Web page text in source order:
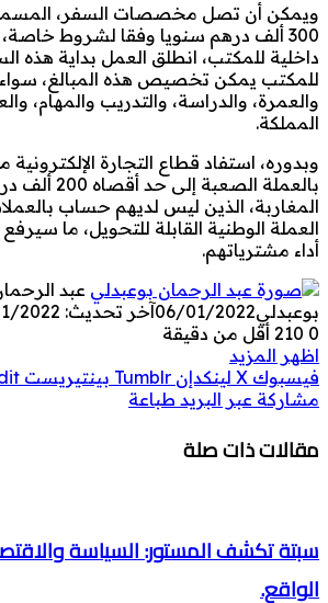
ويمكن أن تصل مخصصات السفر،
300 ألف درهم سنويا وفقا لشروط
للمكتب يمكن تخصيص هذه المبالغ، سواء
والعمرة، والدراسة، والتدريب والمهام،
المملكة.
وبدوره، استفاد قطاع التجارة
بالعملة الصعبة
المغاربة، الذين ليس لديهم حساب
العملة الوطنية القابلة للتحويل، ما
أداء مشترياتهم.
عبد
بوعبدلي06/01/2022آخر تحديث: 06/01/2022
0
أقل من دقيقة
اظهر المزيد
فيسبوك ‫X لينكدإن بينتيريست
مشاركة عبر البريد طباعة
مقالات ذات صلة
سبتة تكشف المستور: السياسة
الواقع.